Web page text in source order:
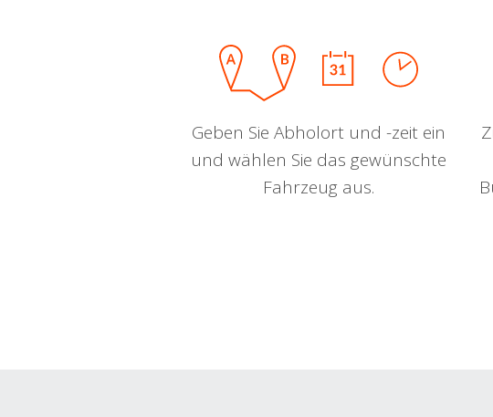
Geben Sie Abholort und -zeit ein
und wählen Sie das gewünschte
Fahrzeug aus.